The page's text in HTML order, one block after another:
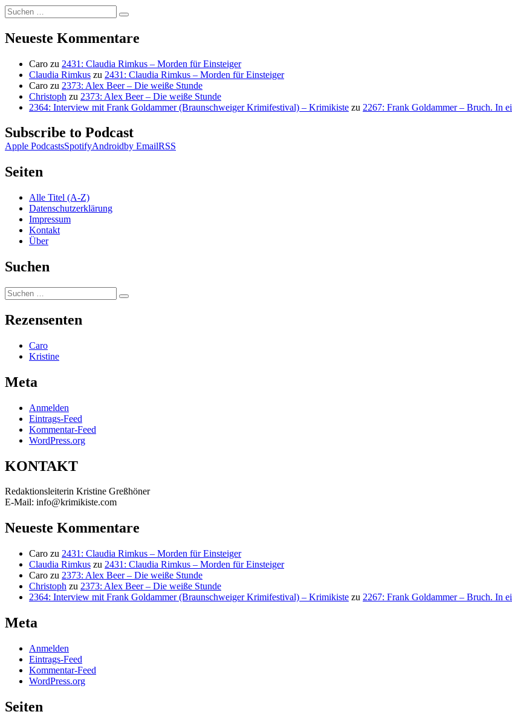
Suchen
nach:
Suchen
Neueste Kommentare
Caro zu 2431: Claudia Rimkus – Morden für Einsteiger
Claudia Rimkus zu 2431: Claudia Rimkus – Morden für Einsteiger
Caro zu 2373: Alex Beer – Die weiße Stunde
Christoph zu 2373: Alex Beer – Die weiße Stunde
2364: Interview mit Frank Goldammer (Braunschweiger Krimifestival) – Krimikiste zu 2267: Frank Goldammer – Bruch. In
Subscribe to Podcast
Apple PodcastsSpotifyAndroidby EmailRSS
Seiten
Alle Titel (A-Z)
Datenschutzerklärung
Impressum
Kontakt
Über
Suchen
Suchen
nach:
Suchen
Rezensenten
Caro
Kristine
Meta
Anmelden
Eintrags-Feed
Kommentar-Feed
WordPress.org
KONTAKT
Redaktionsleiterin Kristine Greßhöner
E-Mail: info@krimikiste.com
Neueste Kommentare
Caro zu 2431: Claudia Rimkus – Morden für Einsteiger
Claudia Rimkus zu 2431: Claudia Rimkus – Morden für Einsteiger
Caro zu 2373: Alex Beer – Die weiße Stunde
Christoph zu 2373: Alex Beer – Die weiße Stunde
2364: Interview mit Frank Goldammer (Braunschweiger Krimifestival) – Krimikiste zu 2267: Frank Goldammer – Bruch. In
Meta
Anmelden
Eintrags-Feed
Kommentar-Feed
WordPress.org
Seiten